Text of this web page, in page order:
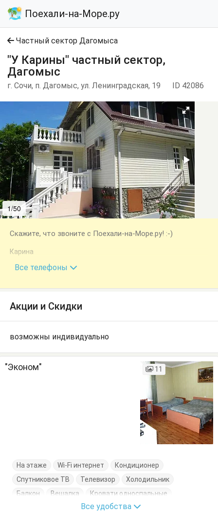
Поехали-на-Море.ру
Частный сектор Дагомыса
"У Карины" частный сектор,
Дагомыс
г. Сочи, п. Дагомыс, ул. Ленинградская, 19 ID 42086
1/50
Скажите, что звоните с Поехали-на-Море.ру! :-)
Карина
+7 (918) 402-43-34
Все телефоны
Акции и Скидки
возможны индивидуально
"Эконом" 11
На этаже Wi-Fi интернет
Кондиционер
Спутниковое ТВ
Телевизор
Холодильник
Балкон
Вешалка
Кровати односпальные
Кровать двуспальная
Стол Стулья
Все удобства